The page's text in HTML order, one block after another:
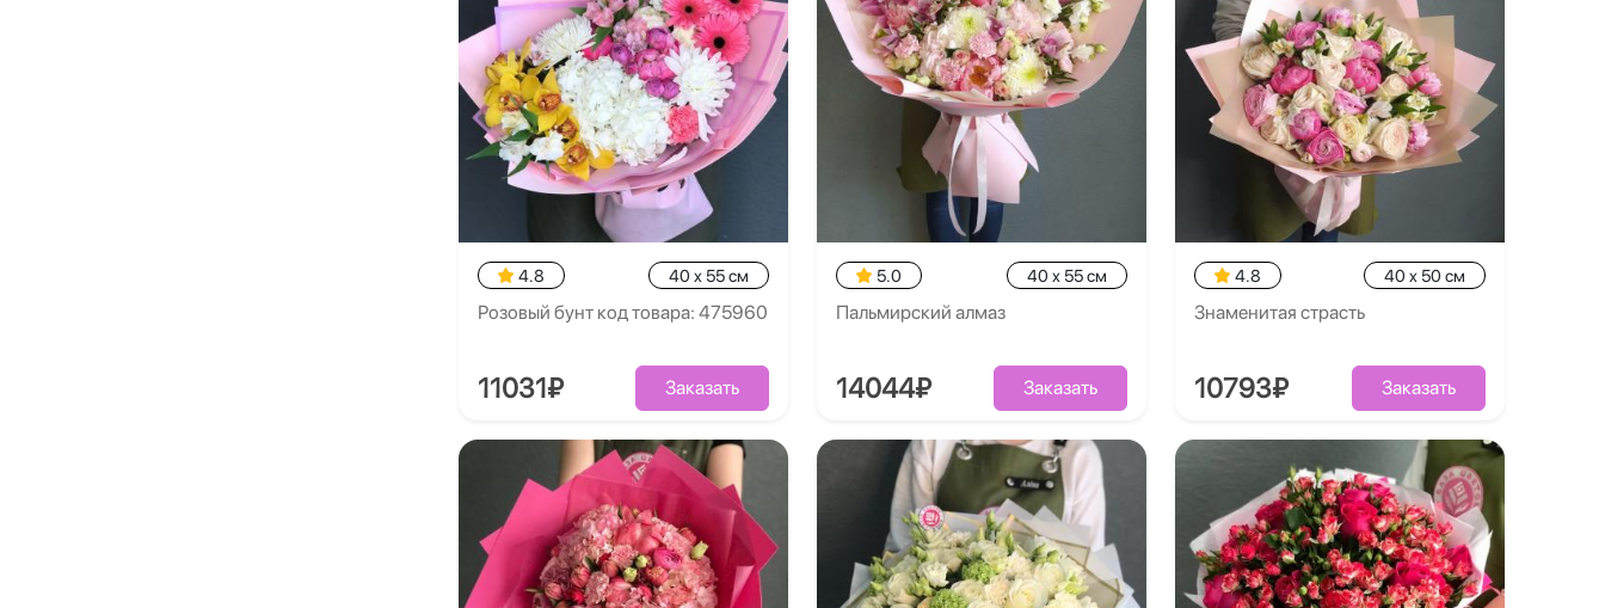
4.8 40 x 55 см
Розовый бунт код товара: 475960
11031₽ Заказать
5.0 40 x 55 см
Пальмирский алмаз
14044₽ Заказать
4.8 40 x 50 см
Знаменитая страсть
10793₽ Заказать